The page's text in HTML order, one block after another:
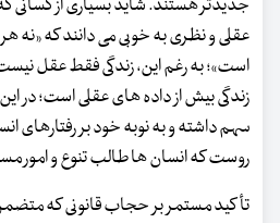
جدیدتر هستند. شاید بسیاری از کسانی
عقلی و نظری به خوبی می دانند که «نه هر
است»؛ به رغم این، زندگی فقط عقل
زندگی بیش از داده های عقلی است؛ در
سهم داشته و به نوبه خود بر رفتارهای
روست که انسان ها طالب تنوع و امور
تأکید مستمر بر حجاب قانونی که